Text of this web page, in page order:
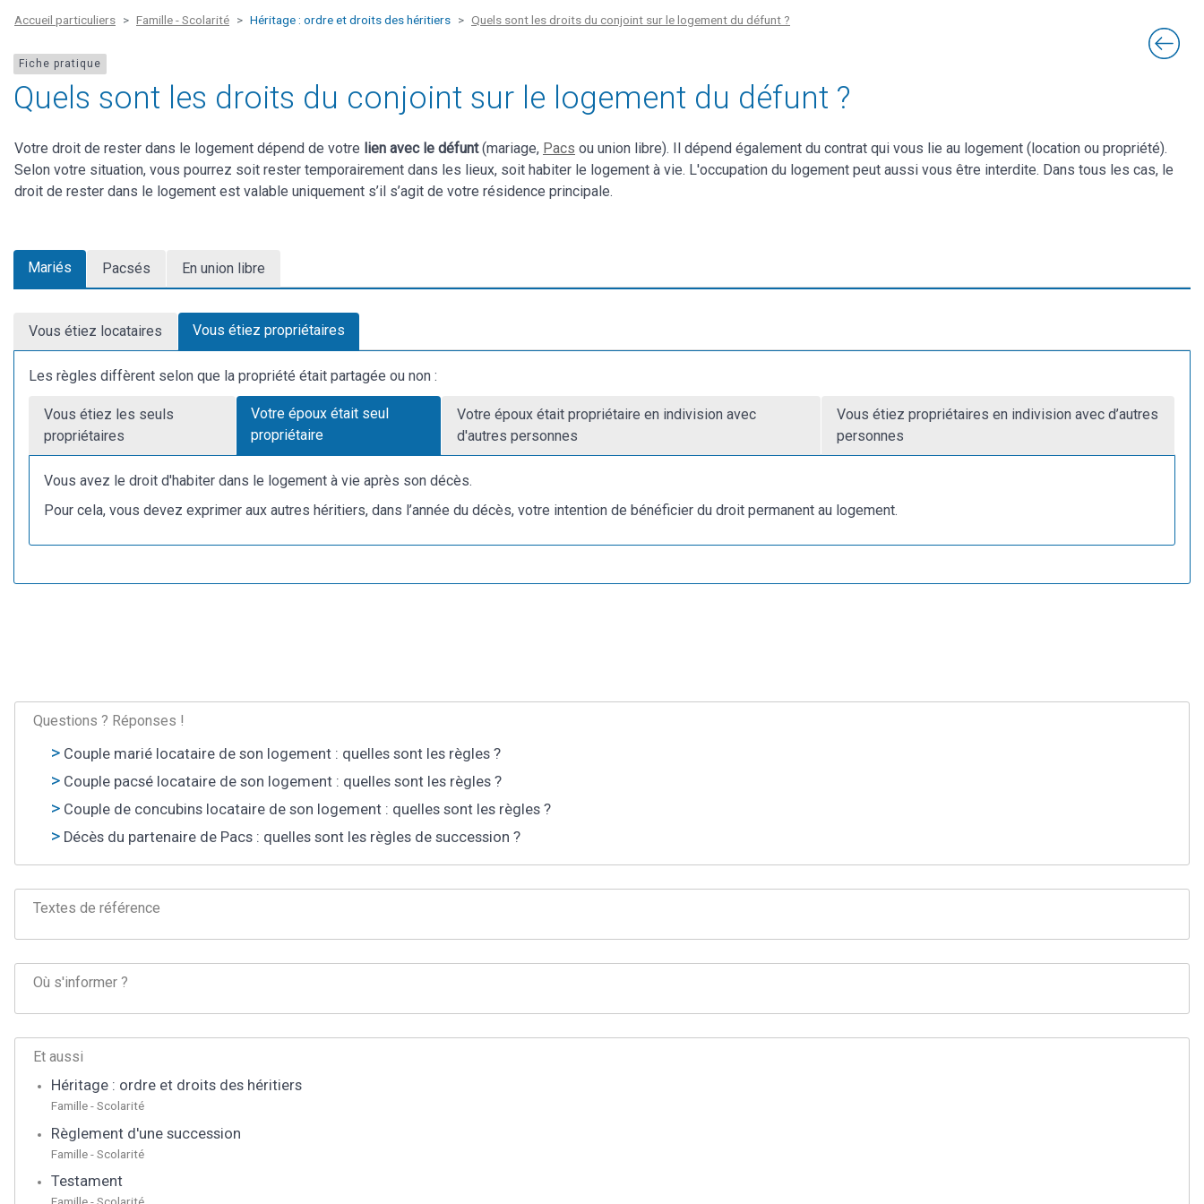
Accueil particuliers Famille - Scolarité Héritage : ordre et droits des héritiers Quels sont les droits du conjoint sur le logement du défunt ?
Fiche pratique
Quels sont les droits du conjoint sur le logement du défunt ?
Votre droit de rester dans le logement dépend de votre lien avec le défunt(mariage, Pacs ou union libre). Il dépend également du contrat qui vous lie au logement (location ou propriété).
Selon votre situation, vous pourrez soit rester temporairement dans les lieux, soit habiter le logement à vie. L'occupation du logement peut aussi vous être interdite. Dans tous les cas, le
droit de rester dans le logement est valable uniquement s’il s’agit de votre résidence principale.
Mariés Pacsés En union libre
Vous étiez locataires Vous étiez propriétaires
Les règles diffèrent selon que la propriété était partagée ou non :
Vous étiez les seuls
propriétaires
Votre époux était seul
propriétaire
Votre époux était propriétaire en indivision avec
d'autres personnes
Vous étiez propriétaires en indivision avec d’autres
personnes
Vous avez le droit d'habiter dans le logement à vie après son décès.
Pour cela, vous devez exprimer aux autres héritiers, dans l’année du décès, votre intention de bénéficier du droit permanent au logement.
Questions ? Réponses !
Couple marié locataire de son logement : quelles sont les règles ?
Couple pacsé locataire de son logement : quelles sont les règles ?
Couple de concubins locataire de son logement : quelles sont les règles ?
Décès du partenaire de Pacs : quelles sont les règles de succession ?
Textes de référence
Où s'informer ?
Et aussi
Héritage : ordre et droits des héritiers
Famille - Scolarité
Règlement d'une succession
Famille - Scolarité
Testament